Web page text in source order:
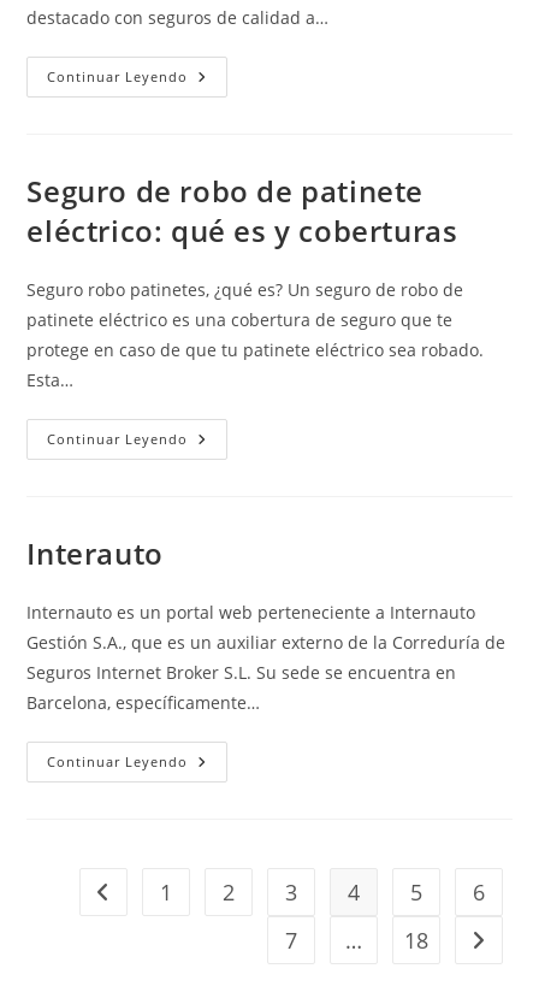
destacado con seguros de calidad a…
Continuar Leyendo Aprecio
Seguro de robo de patinete
eléctrico: qué es y coberturas
Seguro robo patinetes, ¿qué es? Un seguro de robo de
patinete eléctrico es una cobertura de seguro que te
protege en caso de que tu patinete eléctrico sea robado.
Esta…
Continuar Leyendo Seguro
De
Interauto
Internauto es un portal web perteneciente a Internauto
Gestión S.A., que es un auxiliar externo de la Correduría de
Seguros Internet Broker S.L. Su sede se encuentra en
Barcelona, específicamente…
Continuar Leyendo Interauto
Ir a la página anterior
1 2 3 4 5
6
7
… 18 Ir a la